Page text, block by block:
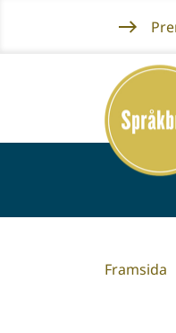
innehållet
Framsida
Framsida